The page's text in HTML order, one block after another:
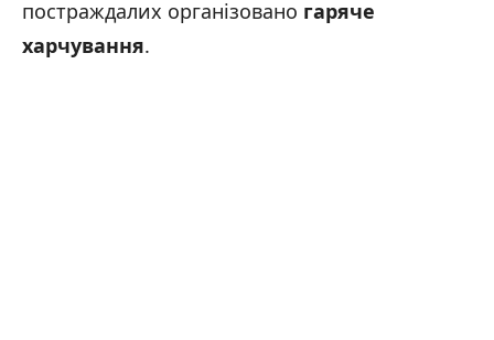
постраждалих організовано гаряче
харчування.